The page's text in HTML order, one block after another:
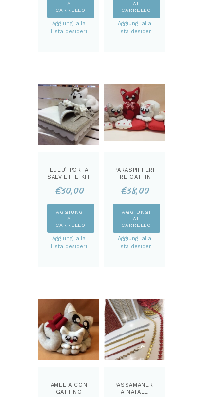
AL
CARRELLO
Aggiungi alla
Lista desideri
AL
CARRELLO
Aggiungi alla
Lista desideri
LULU’ PORTA
SALVIETTE KIT
€30,00
AGGIUNGI
AL
CARRELLO
Aggiungi alla
Lista desideri
PARASPIFFERI
TRE GATTINI
€38,00
AGGIUNGI
AL
CARRELLO
Aggiungi alla
Lista desideri
AMELIA CON
GATTINO
PASSAMANERI
A NATALE